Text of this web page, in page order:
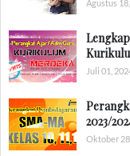
Agustus
Juli 01,
2023/
Oktober